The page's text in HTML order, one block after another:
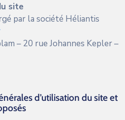
site
par la société Héliantis
– 20 rue Johannes Kepler –
d’utilisation du site et